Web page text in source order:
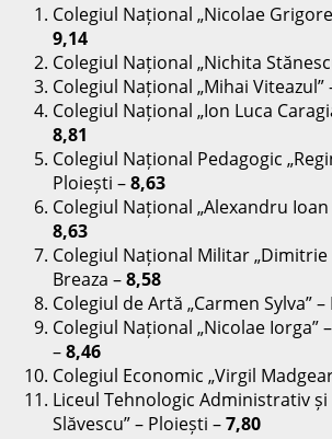
Colegiul Național „Nicolae
9,14
Colegiul Național „Nichita
Colegiul Național „Mihai Viteazul”
Colegiul Național „Ion Luca
8,81
Colegiul Național Pedagogic
Ploiești –8,63
Colegiul Național „Alexandru Ioan
8,63
Colegiul Național Militar „Dimitrie
Breaza –8,58
Colegiul de Artă „Carmen Sylva”
Colegiul Național „Nicolae Iorga”
–8,46
Colegiul Economic „Virgil
Liceul Tehnologic Administrativ și
Slăvescu” – Ploiești –7,80